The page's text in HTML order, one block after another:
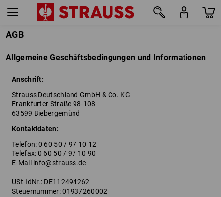
AGB
Allgemeine Geschäftsbedingungen und Informationen
Anschrift:
Strauss Deutschland GmbH & Co. KG
Frankfurter Straße 98-108
63599 Biebergemünd
Kontaktdaten:
Telefon: 0 60 50 / 97 10 12
Telefax: 0 60 50 / 97 10 90
E-Mail info@strauss.de
USt-IdNr.: DE112494262
Steuernummer: 01937260002